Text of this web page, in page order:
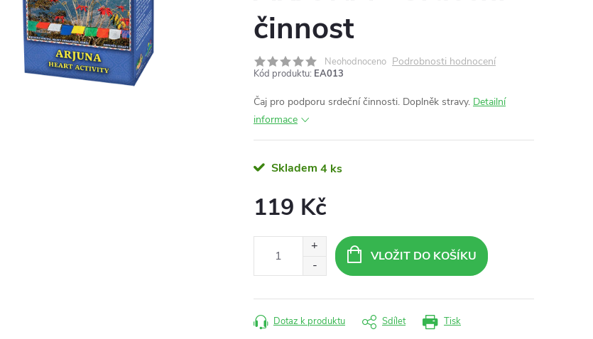
činnost
Neohodnoceno Podrobnosti hodnocení
Kód produktu: EA013
Čaj pro podporu srdeční činnosti. Doplněk stravy. Detailní
informace
Skladem 4 ks
119 Kč
VLOŽIT DO KOŠÍKU
Tisk
Dotaz k produktu Sdílet